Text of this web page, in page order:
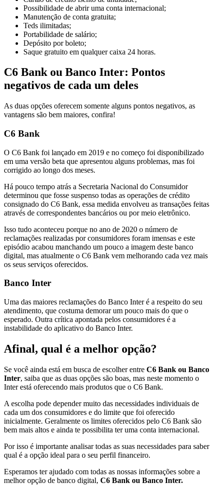
Possibilidade de abrir uma conta internacional;
Manutenção de conta gratuita;
Teds ilimitadas;
Portabilidade de salário;
Depósito por boleto;
Saque gratuito em qualquer caixa 24 horas.
C6 Bank ou Banco Inter: Pontos
negativos de cada um deles
As duas opções oferecem somente alguns pontos negativos, as
vantagens são bem maiores, confira!
C6 Bank
O C6 Bank foi lançado em 2019 e no começo foi disponibilizado
em uma versão beta que apresentou alguns problemas, mas foi
corrigido ao longo dos meses.
Há pouco tempo atrás a Secretaria Nacional do Consumidor
determinou que fosse suspenso todas as operações de crédito
consignado do C6 Bank, essa medida envolveu as transações feitas
através de correspondentes bancários ou por meio eletrônico.
Isso tudo aconteceu porque no ano de 2020 o número de
reclamações realizadas por consumidores foram imensas e este
episódio acabou manchando um pouco a imagem deste banco
digital, mas atualmente o C6 Bank vem melhorando cada vez mais
os seus serviços oferecidos.
Banco Inter
Uma das maiores reclamações do Banco Inter é a respeito do seu
atendimento, que costuma demorar um pouco mais do que o
esperado. Outra crítica apontada pelos consumidores é a
instabilidade do aplicativo do Banco Inter.
Afinal, qual é a melhor opção?
Se você ainda está em busca de escolher entre C6 Bank ou Banco
Inter, saiba que as duas opções são boas, mas neste momento o
Inter está oferecendo mais produtos que o C6 Bank.
A escolha pode depender muito das necessidades individuais de
cada um dos consumidores e do limite que foi oferecido
inicialmente. Geralmente os limites oferecidos pelo C6 Bank são
bem mais altos e ainda te possibilita ter uma conta internacional.
Por isso é importante analisar todas as suas necessidades para saber
qual é a opção ideal para o seu perfil financeiro.
Esperamos ter ajudado com todas as nossas informações sobre a
melhor opção de banco digital, C6 Bank ou Banco Inter.